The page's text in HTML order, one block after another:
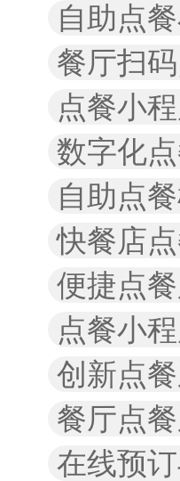
自助点
餐厅扫
点餐小
数字化
自助点
快餐店
便捷点
点餐小
创新点
餐厅点
在线预